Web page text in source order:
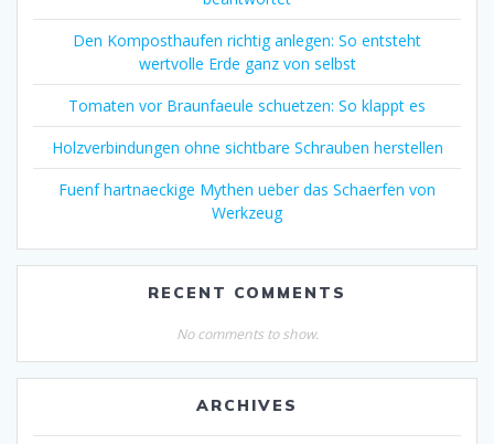
Den Komposthaufen richtig anlegen: So entsteht
wertvolle Erde ganz von selbst
Tomaten vor Braunfaeule schuetzen: So klappt es
Holzverbindungen ohne sichtbare Schrauben herstellen
Fuenf hartnaeckige Mythen ueber das Schaerfen von
Werkzeug
RECENT COMMENTS
No comments to show.
ARCHIVES